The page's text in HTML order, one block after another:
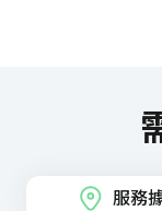
服務